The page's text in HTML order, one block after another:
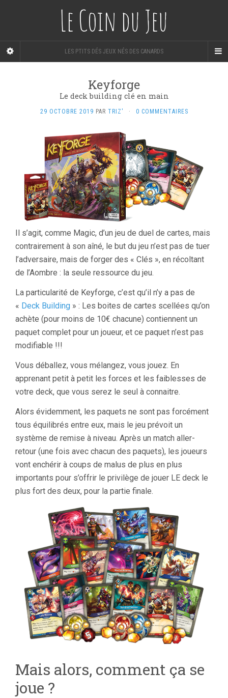
Le Coin du Jeu
LES PTITS DÉS JEUX NÉS DES CANARDS
Keyforge
Le deck building clé en main
29 OCTOBRE 2019 PAR TRIZ' · 0 COMMENTAIRES
Il s’agit, comme Magic, d’un jeu de duel de cartes, mais
contrairement à son aîné, le but du jeu n’est pas de tuer
l’adversaire, mais de forger des « Clés », en récoltant
de l’Aombre : la seule ressource du jeu.
La particularité de Keyforge, c’est qu’il n’y a pas de
« Deck Building » : Les boites de cartes scellées qu’on
achète (pour moins de 10€ chacune) contiennent un
paquet complet pour un joueur, et ce paquet n’est pas
modifiable !!!
Vous déballez, vous mélangez, vous jouez. En
apprenant petit à petit les forces et les faiblesses de
votre deck, que vous serez le seul à connaitre.
Alors évidemment, les paquets ne sont pas forcément
tous équilibrés entre eux, mais le jeu prévoit un
système de remise à niveau. Après un match aller-
retour (une fois avec chacun des paquets), les joueurs
vont enchérir à coups de malus de plus en plus
importants pour s’offrir le privilège de jouer LE deck le
plus fort des deux, pour la partie finale.
Mais alors, comment ça se
joue ?